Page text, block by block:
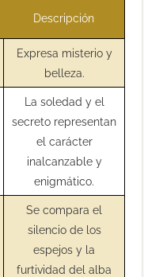
Descripción
Expresa misterio y
belleza.
La soledad y el
secreto representan
el carácter
inalcanzable y
enigmático.
Se compara el
silencio de los
espejos y la
furtividad del alba